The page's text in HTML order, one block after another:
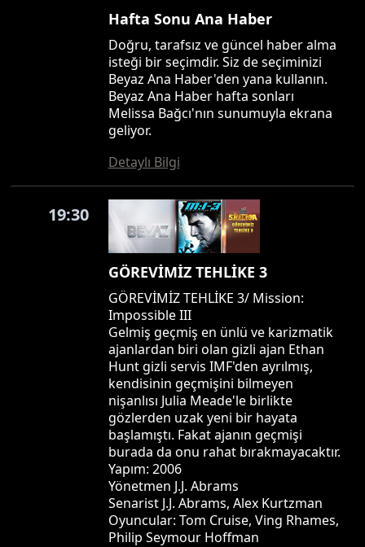
Hafta Sonu Ana Haber
Doğru, tarafsız ve güncel haber alma
isteği bir seçimdir. Siz de seçiminizi
Beyaz Ana Haber'den yana kullanın.
Beyaz Ana Haber hafta sonları
Melissa Bağcı'nın sunumuyla ekrana
geliyor.
Detaylı Bilgi
19:30
GÖREVİMİZ TEHLİKE 3
GÖREVİMİZ TEHLİKE 3/ Mission:
Impossible III
Gelmiş geçmiş en ünlü ve karizmatik
ajanlardan biri olan gizli ajan Ethan
Hunt gizli servis IMF'den ayrılmış,
kendisinin geçmişini bilmeyen
nişanlısı Julia Meade'le birlikte
gözlerden uzak yeni bir hayata
başlamıştı. Fakat ajanın geçmişi
burada da onu rahat bırakmayacaktır.
Yapım: 2006
Yönetmen J.J. Abrams
Senarist J.J. Abrams, Alex Kurtzman
Oyuncular: Tom Cruise, Ving Rhames,
Philip Seymour Hoffman